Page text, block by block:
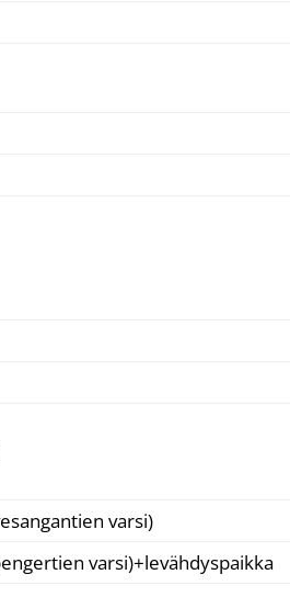
varsi)
varsi)+levähdyspaikka